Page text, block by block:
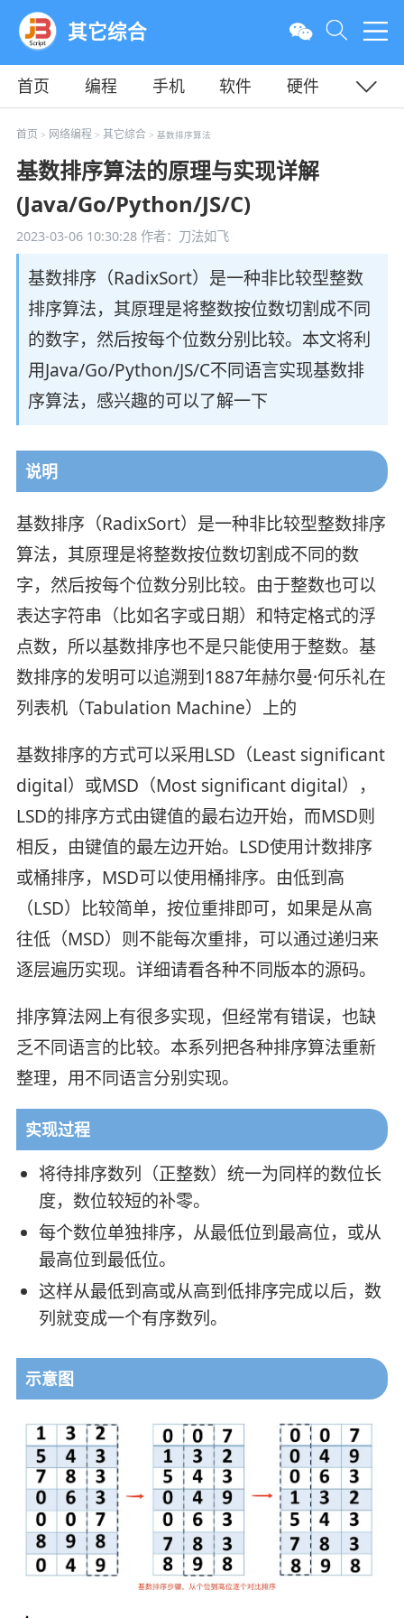
其它综合
首页 编程 手机 软件
硬件
教程
平面 服务器
首页 > 网络编程 > 其它综合> 基数排序算法
基数排序算法的原理与实现详解
(Java/Go/Python/JS/C)
2023-03-06 10:30:28作者：刀法如飞
基数排序（RadixSort）是一种非比较型整数
排序算法，其原理是将整数按位数切割成不同
的数字，然后按每个位数分别比较。本文将利
用Java/Go/Python/JS/C不同语言实现基数排
序算法，感兴趣的可以了解一下
说明
基数排序（RadixSort）是一种非比较型整数排序
算法，其原理是将整数按位数切割成不同的数
字，然后按每个位数分别比较。由于整数也可以
表达字符串（比如名字或日期）和特定格式的浮
点数，所以基数排序也不是只能使用于整数。基
数排序的发明可以追溯到1887年赫尔曼·何乐礼在
列表机（Tabulation Machine）上的
基数排序的方式可以采用LSD（Least significant
digital）或MSD（Most significant digital），
LSD的排序方式由键值的最右边开始，而MSD则
相反，由键值的最左边开始。LSD使用计数排序
或桶排序，MSD可以使用桶排序。由低到高
（LSD）比较简单，按位重排即可，如果是从高
往低（MSD）则不能每次重排，可以通过递归来
逐层遍历实现。详细请看各种不同版本的源码。
排序算法网上有很多实现，但经常有错误，也缺
乏不同语言的比较。本系列把各种排序算法重新
整理，用不同语言分别实现。
实现过程
将待排序数列（正整数）统一为同样的数位长
度，数位较短的补零。
每个数位单独排序，从最低位到最高位，或从
最高位到最低位。
这样从最低到高或从高到低排序完成以后，数
列就变成一个有序数列。
示意图